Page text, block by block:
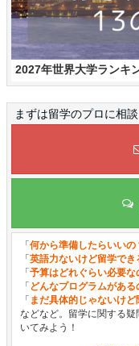
2027年世界大学ランキ
まずは留学のプロに相談
「 何から準備したらいいの
「 英語力ないけど留学でき
「 予算はどれぐらい必要な
「 どんなプログラムがある
「 まだ具体的じゃないけ
などなど。留学に関する
いてみよう！